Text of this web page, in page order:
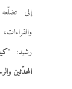
إلى
رشيد: “
المحدّثين